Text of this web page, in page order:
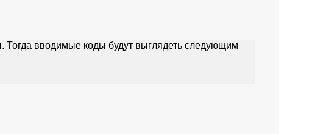
Тогда вводимые коды будут выглядеть следующим